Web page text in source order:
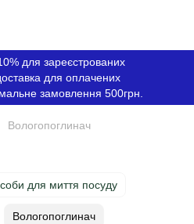
для зареєстрованих
для оплачених
замовлення 500грн.
Вологопоглинач
для миття посуду
Вологопоглинач